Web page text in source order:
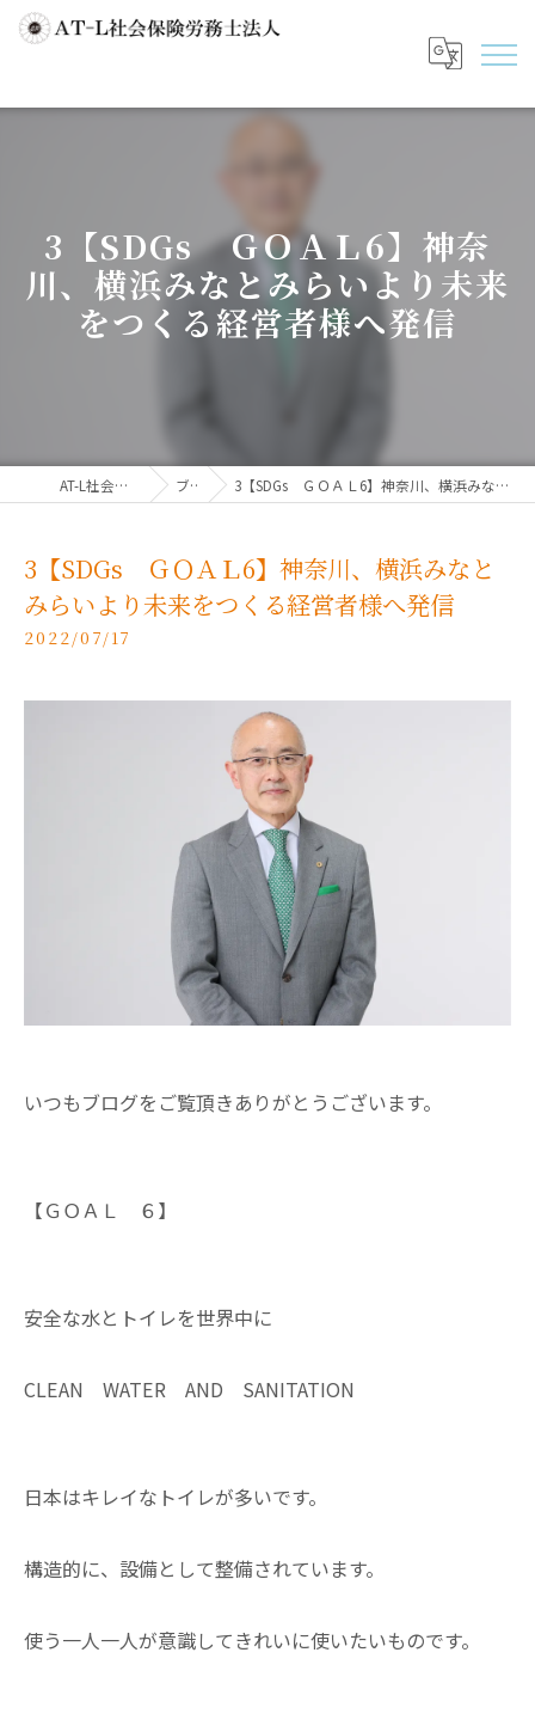
3【SDGs ＧＯＡＬ6】神奈
川、横浜みなとみらいより未来
をつくる経営者様へ発信
AT-L社会保険労務士法人 ブログ 3【SDGs ＧＯＡＬ6】神奈川、横浜みなとみらいより未来をつくる経営者様へ発信
3【SDGs ＧＯＡＬ6】神奈川、横浜みなと
みらいより未来をつくる経営者様へ発信
2022/07/17
いつもブログをご覧頂きありがとうございます。
【ＧＯＡＬ ６】
安全な水とトイレを世界中に
CLEAN WATER AND SANITATION
日本はキレイなトイレが多いです。
構造的に、設備として整備されています。
使う一人一人が意識してきれいに使いたいものです。